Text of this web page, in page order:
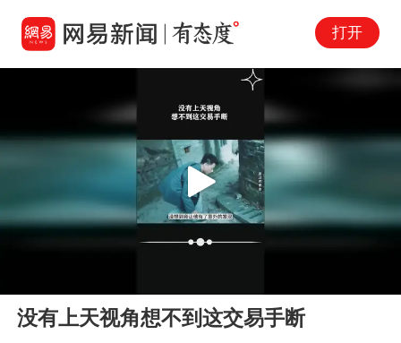
打开
Play
没有上天视角想不到这交易手断